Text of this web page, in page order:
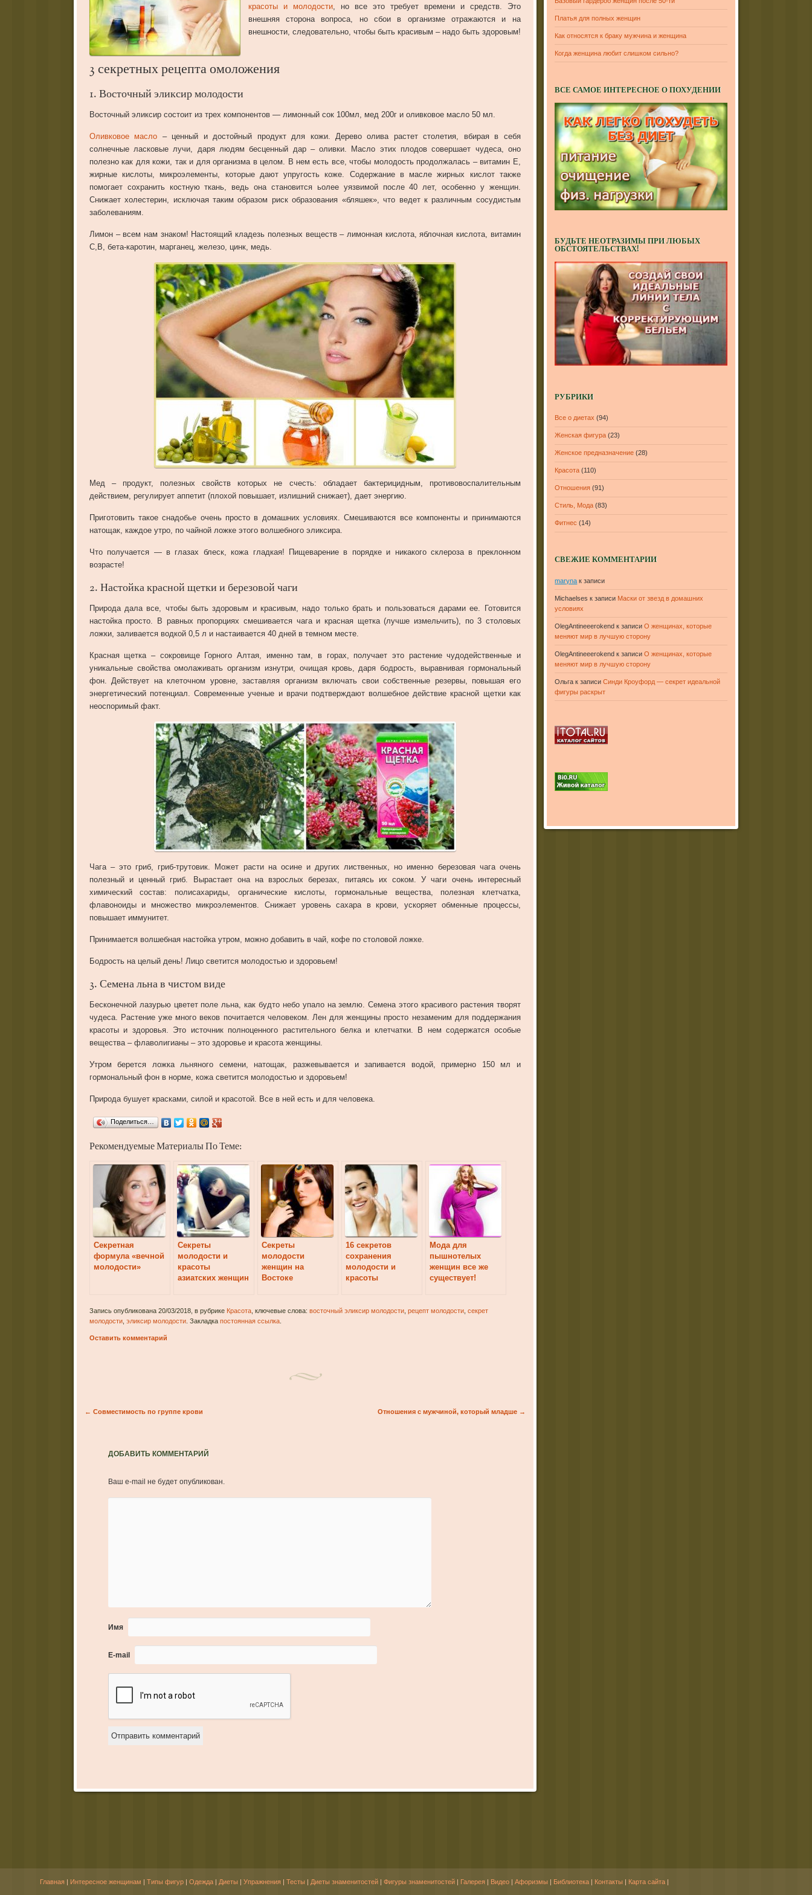
красоты и молодости, но все это требует времени и средств. Это
внешняя сторона вопроса, но сбои в организме отражаются и на
внешности, следовательно, чтобы быть красивым – надо быть здоровым!
3 секретных рецепта омоложения
1. Восточный эликсир молодости
Восточный эликсир состоит из трех компонентов — лимонный сок 100мл, мед 200г и оливковое масло 50 мл.
Оливковое масло – ценный и достойный продукт для кожи. Дерево олива растет столетия, вбирая в себя
солнечные ласковые лучи, даря людям бесценный дар – оливки. Масло этих плодов совершает чудеса, оно
полезно как для кожи, так и для организма в целом. В нем есть все, чтобы молодость продолжалась – витамин Е,
жирные кислоты, микроэлементы, которые дают упругость коже. Содержание в масле жирных кислот также
помогает сохранить костную ткань, ведь она становится ьолее уязвимой после 40 лет, особенно у женщин.
Снижает холестерин, исключая таким образом риск образования «бляшек», что ведет к различным сосудистым
заболеваниям.
Лимон – всем нам знаком! Настоящий кладезь полезных веществ – лимонная кислота, яблочная кислота, витамин
С,В, бета-каротин, марганец, железо, цинк, медь.
Мед – продукт, полезных свойств которых не счесть: обладает бактерицидным, противовоспалительным
действием, регулирует аппетит (плохой повышает, излишний снижает), дает энергию.
Приготовить такое снадобье очень просто в домашних условиях. Смешиваются все компоненты и принимаются
натощак, каждое утро, по чайной ложке этого волшебного эликсира.
Что получается — в глазах блеск, кожа гладкая! Пищеварение в порядке и никакого склероза в преклонном
возрасте!
2. Настойка красной щетки и березовой чаги
Природа дала все, чтобы быть здоровым и красивым, надо только брать и пользоваться дарами ее. Готовится
настойка просто. В равных пропорциях смешивается чага и красная щетка (лучше измельчить), по 3 столовых
ложки, заливается водкой 0,5 л и настаивается 40 дней в темном месте.
Красная щетка – сокровище Горного Алтая, именно там, в горах, получает это растение чудодейственные и
уникальные свойства омолаживать организм изнутри, очищая кровь, даря бодрость, выравнивая гормональный
фон. Действует на клеточном уровне, заставляя организм включать свои собственные резервы, повышая его
энергетический потенциал. Современные ученые и врачи подтверждают волшебное действие красной щетки как
неоспоримый факт.
Чага – это гриб, гриб-трутовик. Может расти на осине и других лиственных, но именно березовая чага очень
полезный и ценный гриб. Вырастает она на взрослых березах, питаясь их соком. У чаги очень интересный
химический состав: полисахариды, органические кислоты, гормональные вещества, полезная клетчатка,
флавоноиды и множество микроэлементов. Снижает уровень сахара в крови, ускоряет обменные процессы,
повышает иммунитет.
Принимается волшебная настойка утром, можно добавить в чай, кофе по столовой ложке.
Бодрость на целый день! Лицо светится молодостью и здоровьем!
3. Семена льна в чистом виде
Бесконечной лазурью цветет поле льна, как будто небо упало на землю. Семена этого красивого растения творят
чудеса. Растение уже много веков почитается человеком. Лен для женщины просто незаменим для поддержания
красоты и здоровья. Это источник полноценного растительного белка и клетчатки. В нем содержатся особые
вещества – флаволигианы – это здоровье и красота женщины.
Утром берется ложка льняного семени, натощак, разжевывается и запивается водой, примерно 150 мл и
гормональный фон в норме, кожа светится молодостью и здоровьем!
Природа бушует красками, силой и красотой. Все в ней есть и для человека.
Поделиться…
Рекомендуемые Материалы По Теме:
Секретная
формула «вечной
молодости»
Секреты
молодости и
красоты
азиатских женщин
Секреты
молодости
женщин на
Востоке
16 секретов
сохранения
молодости и
красоты
Мода для
пышнотелых
женщин все же
существует!
Запись опубликована 20/03/2018, в рубрике Красота, ключевые слова: восточный эликсир молодости, рецепт молодости, секрет
молодости, эликсир молодости. Закладка постоянная ссылка.
Оставить комментарий
Post navigation
← Совместимость по группе крови Отношения с мужчиной, который младше →
ДОБАВИТЬ КОММЕНТАРИЙ
Ваш e-mail не будет опубликован.
Имя
E-mail
Платья для полных женщин
Как относятся к браку мужчина и женщина
Когда женщина любит слишком сильно?
ВСЕ САМОЕ ИНТЕРЕСНОЕ О ПОХУДЕНИИ
БУДЬТЕ НЕОТРАЗИМЫ ПРИ ЛЮБЫХ
ОБСТОЯТЕЛЬСТВАХ!
РУБРИКИ
Все о диетах (94)
Женская фигура (23)
Женское предназначение (28)
Красота (110)
Отношения (91)
Стиль, Мода (83)
Фитнес (14)
СВЕЖИЕ КОММЕНТАРИИ
maryna к записи
Michaelses к записи Маски от звезд в домашних
условиях
OlegAntineeerokend к записиО женщинах, которые
меняют мир в лучшую сторону
OlegAntineeerokend к записиО женщинах, которые
меняют мир в лучшую сторону
Ольга к записиСинди Кроуфорд — секрет идеальной
фигуры раскрыт
Главная Интересное женщинам Типы фигур Одежда Диеты Упражнения Тесты Диеты знаменитостей Фигуры знаменитостей Галерея Видео Афоризмы Библиотека Контакты Карта сайта